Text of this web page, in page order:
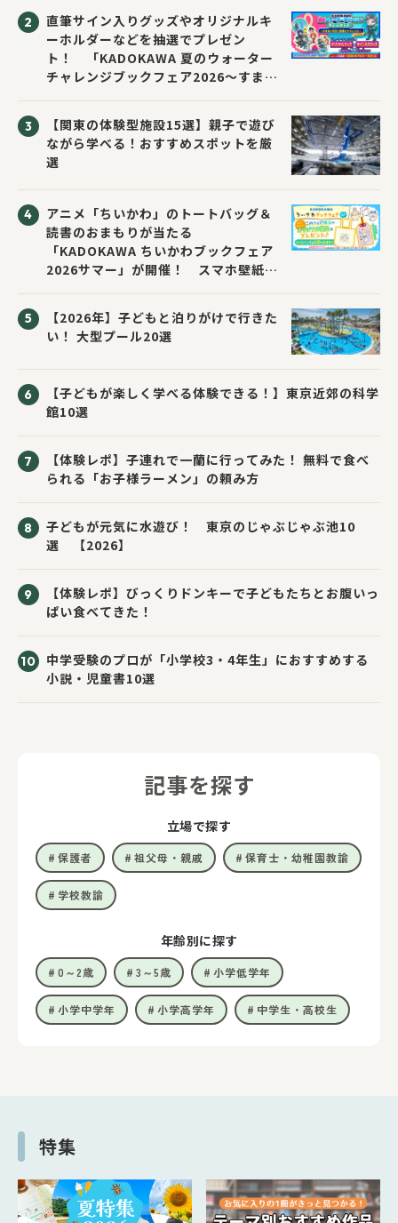
直筆サイン入りグッズやオリジナルキ
ーホルダーなどを抽選でプレゼン
ト！ 「KADOKAWA 夏のウォーター
チャレンジブックフェア2026～すまな
【関東の体験型施設15選】親子で遊び
ながら学べる！おすすめスポットを厳
選
アニメ「ちいかわ」のトートバッグ＆
読書のおまもりが当たる
「KADOKAWA ちいかわブックフェア
2026サマー」が開催！ スマホ壁紙は
【2026年】子どもと泊りがけで行きた
い！ 大型プール20選
【子どもが楽しく学べる体験できる！】東京近郊の科学
館10選
【体験レポ】子連れで一蘭に行ってみた！ 無料で食べ
られる「お子様ラーメン」の頼み方
子どもが元気に水遊び！ 東京のじゃぶじゃぶ池10
選 【2026】
【体験レポ】びっくりドンキーで子どもたちとお腹いっ
ぱい食べてきた！
中学受験のプロが「小学校3・4年生」におすすめする
小説・児童書10選
記事を探す
立場で探す
保護者 祖父母・親戚 保育士・幼稚園教諭
学校教諭
年齢別に探す
0～2歳 3～5歳 小学低学年
小学中学年 小学高学年 中学生・高校生
特集